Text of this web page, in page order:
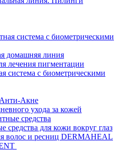
система с биометрическими
домашняя линия
лечения пигментации
система с биометрическими
Акне
ухода за кожей
средства
средства для кожи вокруг глаз
волос и ресниц DERMAHEAL